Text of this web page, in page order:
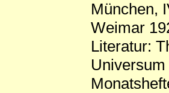
München,
Weimar
Literatur: